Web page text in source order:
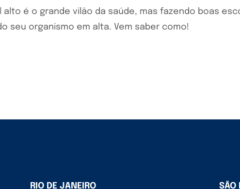
é o grande vilão da saúde, mas fazendo boas
seu organismo em alta. Vem saber como!
RIO DE JANEIRO SÃO